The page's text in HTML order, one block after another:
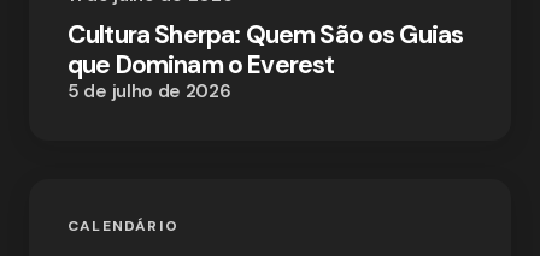
Cultura Sherpa: Quem São os Guias
que Dominam o Everest
5 de julho de 2026
CALENDÁRIO